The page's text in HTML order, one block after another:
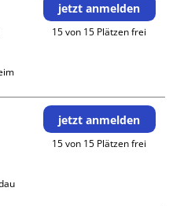
jetzt anmelden
15 von 15 Plätzen frei
jetzt anmelden
15 von 15 Plätzen frei